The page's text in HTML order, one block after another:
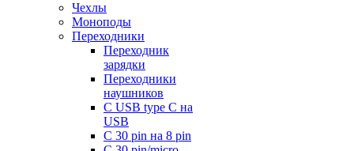
Чехлы
Моноподы
Переходники
Переходник
зарядки
Переходники
наушников
С USB type C на
USB
С 30 pin на 8 pin